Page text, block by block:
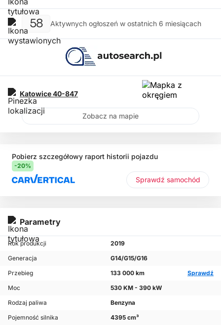
Pobierz szczegółowy raport historii pojazdu
-20%
Sprawdź samochód
Parametry
Rok produkcji
2019
Generacja
G14/G15/G16
Przebieg
133 000 km
Sprawdź
Moc
530 KM - 390 kW
Rodzaj paliwa
Benzyna
Pojemność silnika
4395 cm³
58 Aktywnych ogłoszeń w ostatnich 6 miesiącach
Katowice40-847
Zobacz na mapie